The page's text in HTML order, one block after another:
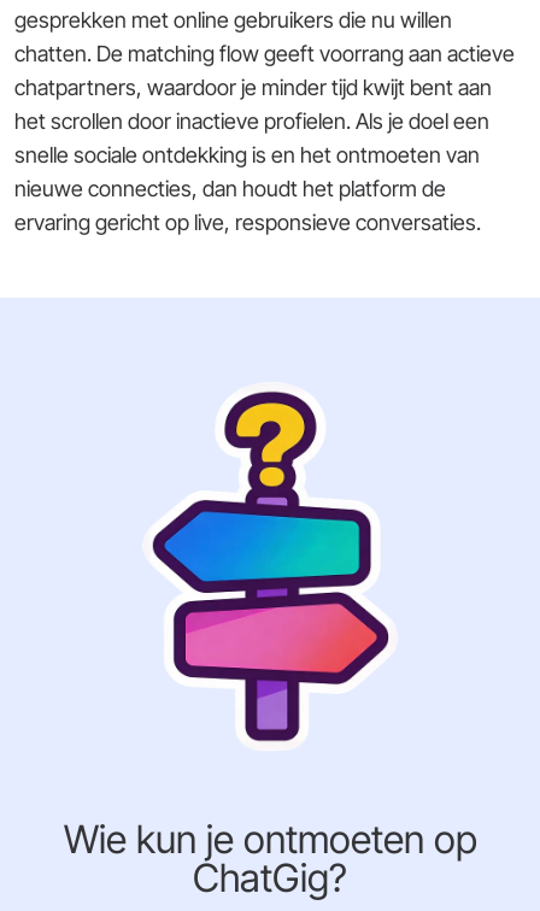
gesprekken met online gebruikers die nu willen
chatten. De matching flow geeft voorrang aan actieve
chatpartners, waardoor je minder tijd kwijt bent aan
het scrollen door inactieve profielen. Als je doel een
snelle sociale ontdekking is en het ontmoeten van
nieuwe connecties, dan houdt het platform de
ervaring gericht op live, responsieve conversaties.
Wie kun je ontmoeten op
ChatGig?